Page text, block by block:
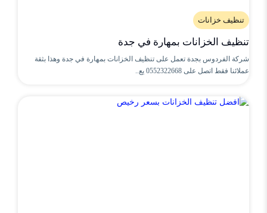
تنظيف خزانات
تنظيف الخزانات بمهارة في جدة
شركة الفردوس بجدة تعمل على تنظيف الخزانات بمهارة في جدة وهذا بثقة
عملائنا فقط اتصل على 0552322668 يع..